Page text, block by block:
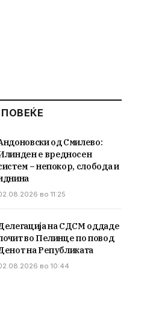
од Смилево:
е вредносен
– непокор, слобода и
во 11:25
на СДСМ оддаде
во Пелинце по повод
на Републиката
во 10:44